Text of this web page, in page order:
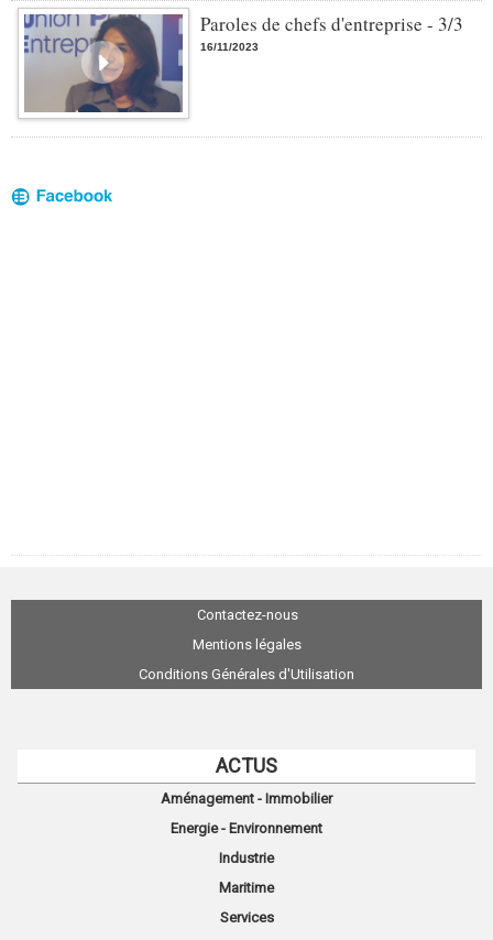
Paroles de chefs d'entreprise - 3/3
16/11/2023
Contactez-nous
Mentions légales
Conditions Générales d'Utilisation
ACTUS
Aménagement - Immobilier
Energie - Environnement
Industrie
Maritime
Services